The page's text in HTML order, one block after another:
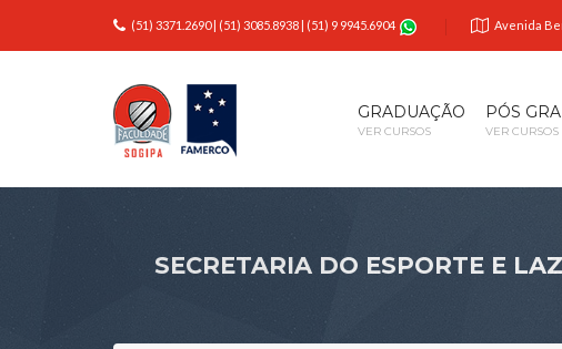
(51) 3371.2690| (51) 3085.8938 | (51) 9 9945.6904 Avenida
GRADUAÇÃO
VER CURSOS
PÓS
VER CURSOS
SECRETARIA DO ESPORTE E